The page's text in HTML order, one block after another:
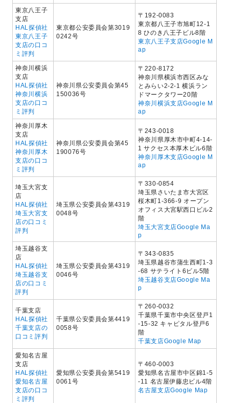
東京八王子
支店
HAL探偵社
東京八王子
支店の口コ
ミ評判
東京都公安委員会第3019
0242号
〒192-0083
東京都八王子市旭町12-1
8 ひのき八王子ビル8階
東京八王子支店Google M
ap
神奈川横浜
支店
HAL探偵社
神奈川横浜
支店の口コ
ミ評判
神奈川県公安委員会第45
150036号
〒220-8172
神奈川県横浜市西区みな
とみらい2-2-1 横浜ラン
ドマークタワー20階
神奈川横浜支店Google M
ap
神奈川厚木
支店
HAL探偵社
神奈川厚木
支店の口コ
ミ評判
神奈川県公安委員会第45
190076号
〒243-0018
神奈川県厚木市中町4-14-
1 サクセス本厚木ビル6階
神奈川厚木支店Google M
ap
埼玉大宮支
店
HAL探偵社
埼玉大宮支
店の口コミ
評判
埼玉県公安委員会第4319
0048号
〒330-0854
埼玉県さいたま市大宮区
桜木町1-366-9 オープン
オフィス大宮駅西口ビル2
階
埼玉大宮支店Google Ma
p
埼玉越谷支
店
HAL探偵社
埼玉越谷支
店の口コミ
評判
埼玉県公安委員会第4319
0046号
〒343-0835
埼玉県越谷市蒲生西町1-3
-68 サテライト6ビル5階
埼玉越谷支店Google Ma
p
千葉支店
HAL探偵社
千葉支店の
口コミ評判
千葉県公安委員会第4419
0058号
〒260-0032
千葉県千葉市中央区登戸1
-15-32 キャピタル登戸6
階
千葉支店Google Map
愛知名古屋
支店
HAL探偵社
愛知名古屋
支店の口コ
ミ評判
愛知県公安委員会第5419
0061号
〒460-0003
愛知県名古屋市中区錦1-5
-11 名古屋伊藤忠ビル4階
名古屋支店Google Map